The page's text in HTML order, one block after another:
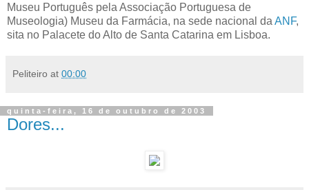
Museu Português pela Associação Portuguesa de
Museologia) Museu da Farmácia, na sede nacional da ANF,
sita no Palacete do Alto de Santa Catarina em Lisboa.
Peliteiro at 00:00
quinta-feira, 16 de outubro de 2003
Dores...